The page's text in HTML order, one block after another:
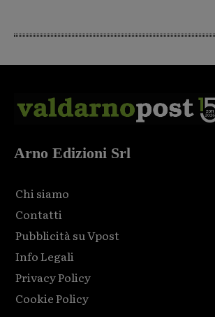
Arno Edizioni Srl
Chi siamo
Contatti
Pubblicità su Vpost
Info Legali
Privacy Policy
Cookie Policy